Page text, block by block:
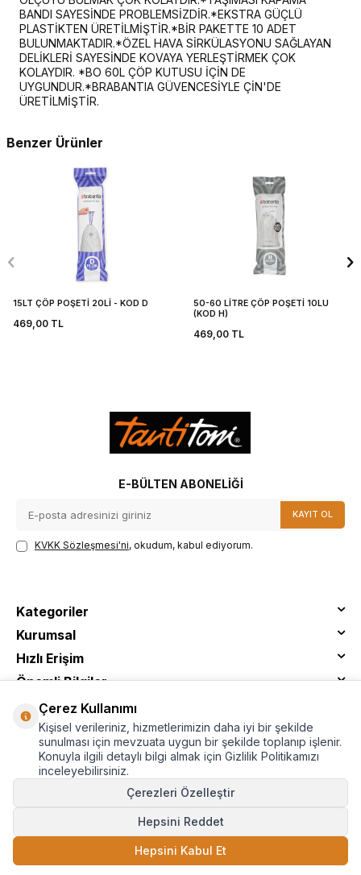
SEPETE EKLE
BANDI SAYESİNDE PROBLEMSİZDİR.*EKSTRA GÜÇLÜ
PLASTİKTEN ÜRETİLMİŞTİR.*BİR PAKETTE 10 ADET
BULUNMAKTADIR.*ÖZEL HAVA SİRKÜLASYONU SAĞLAYAN
DELİKLERİ SAYESİNDE KOVAYA YERLEŞTİRMEK ÇOK
KOLAYDIR. *BO 60L ÇÖP KUTUSU İÇİN DE
UYGUNDUR.*BRABANTIA GÜVENCESİYLE ÇİN'DE
ÜRETİLMİŞTİR.
Benzer Ürünler
15LT ÇÖP POŞETİ 20Lİ - KOD D
469,00 TL
50-60 LİTRE ÇÖP POŞETİ 10LU
(KOD H)
469,00TL
E-BÜLTEN ABONELIĞI
KAYIT OL
KVKK Sözleşmesi'ni, okudum, kabul ediyorum.
Kategoriler
Kurumsal
Hızlı Erişim
Önemli Bilgiler
T-SoftE-TicaretSistemleriyle Hazırlanmıştır.
Çerez Kullanımı
Kişisel verileriniz, hizmetlerimizin daha iyi bir şekilde
sunulması için mevzuata uygun bir şekilde toplanıp işlenir.
Konuyla ilgili detaylı bilgi almak için Gizlilik Politikamızı
inceleyebilirsiniz.
Çerezleri Özelleştir
Hepsini Reddet
Hepsini Kabul Et